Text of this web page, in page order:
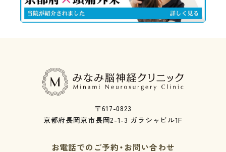
〒617-0823
京都府長岡京市長岡2-1-3 ガラシャビル1F
お電話でのご予約・お問い合わせ